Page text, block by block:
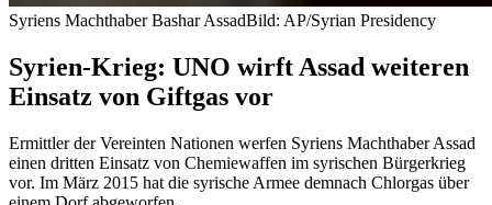
Syriens Machthaber Bashar AssadBild: AP/Syrian Presidency
Syrien-Krieg: UNO wirft Assad weiteren
Einsatz von Giftgas vor
Ermittler der Vereinten Nationen werfen Syriens Machthaber Assad
einen dritten Einsatz von Chemiewaffen im syrischen Bürgerkrieg
vor. Im März 2015 hat die syrische Armee demnach Chlorgas über